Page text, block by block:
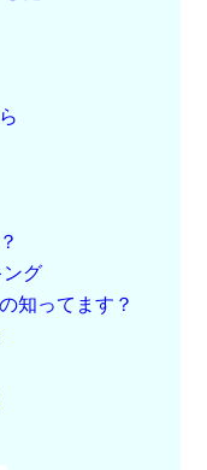
グ
知ってます？